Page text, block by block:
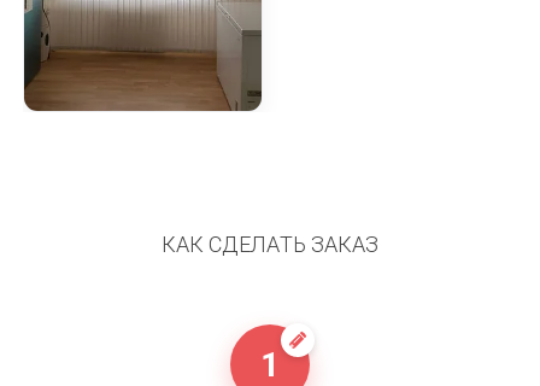
КАК СДЕЛАТЬ ЗАКАЗ
1